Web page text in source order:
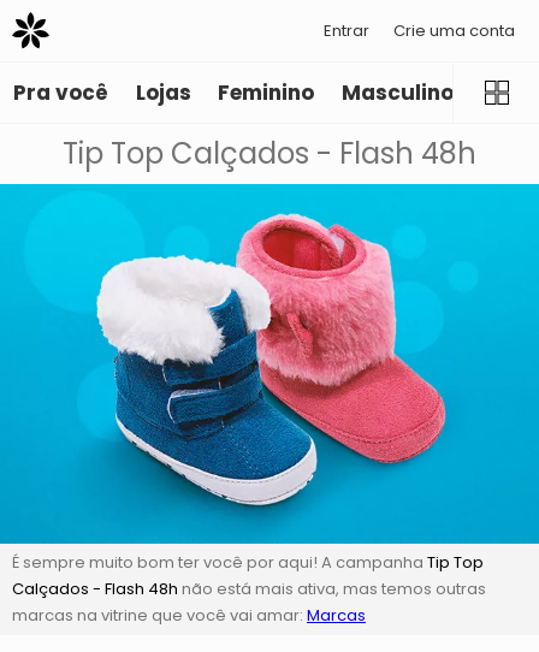
Entrar Crie uma conta
Pra você Lojas Feminino Masculino
Tip Top Calçados - Flash 48h
É sempre muito bom ter você por aqui! A campanha Tip Top
Calçados - Flash 48h não está mais ativa, mas temos outras
marcas na vitrine que você vai amar: Marcas